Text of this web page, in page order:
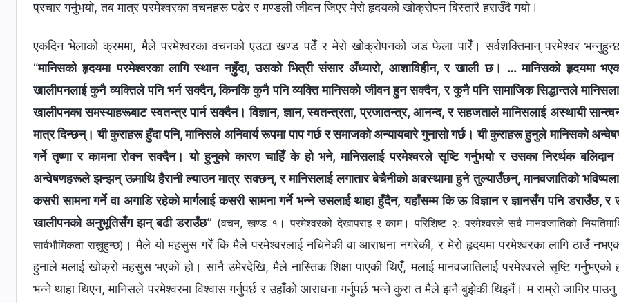
प्रचार गर्नुभयो, तब मात्र परमेश्‍वरका वचनहरू पढेर र मण्डली जीवन जिएर मेरो हृदयको खोक्रोपन बिस्तारै हराउँदै गयो।
एकदिन भेलाको क्रममा, मैले परमेश्‍वरका वचनको एउटा खण्ड पढेँ र मेरो खोक्रोपनको जड फेला पारेँ। सर्वशक्तिमान्‌ परमेश्‍वर
“मानिसको हृदयमा परमेश्‍वरका लागि स्थान नहुँदा, उसको भित्री संसार अँध्यारो, आशाविहीन, र खाली छ। … मानिसको हृदयमा
खालीपनलाई कुनै व्यक्तिले पनि भर्न सक्दैन, किनकि कुनै पनि व्यक्ति मानिसको जीवन हुन सक्दैन, र कुनै पनि सामाजिक सिद्धान्तले
खालीपनका समस्याहरूबाट स्वतन्त्र पार्न सक्दैन। विज्ञान, ज्ञान, स्वतन्त्रता, प्रजातन्त्र, आनन्द, र सहजताले मानिसलाई अस्थायी
मात्र दिन्छन्। यी कुराहरू हुँदा पनि, मानिसले अनिवार्य रूपमा पाप गर्छ र समाजको अन्यायबारे गुनासो गर्छ। यी कुराहरू हुनुले मानिसको
गर्ने तृष्णा र कामना रोक्‍न सक्दैन। यो हुनुको कारण चाहिँ के हो भने, मानिसलाई परमेश्‍वरले सृष्टि गर्नुभयो र उसका निरर्थक बलिदान
अन्वेषणहरूले झन्झन् ऊमाथि हैरानी ल्याउन मात्र सक्छन्, र मानिसलाई लगातार बेचैनीको अवस्थामा हुने तुल्याउँछन्, मानवजातिको
कसरी सामना गर्ने वा अगाडि रहेको मार्गलाई कसरी सामना गर्ने भन्‍ने उसलाई थाहा हुँदैन, यहाँसम्म कि ऊ विज्ञान र ज्ञानसँग पनि डराउँछ, र
खालीपनको अनुभूतिसँग झन् बढी डराउँछ” (वचन, खण्ड १। परमेश्‍वरको देखापराइ र काम। परिशिष्ट २: परमेश्‍वरले सबै मानवजातिको
सार्वभौमिकता राख्नुहुन्छ) । मैले यो महसुस गरेँ कि मैले परमेश्‍वरलाई नचिनेकी वा आराधना नगरेकी, र मेरो हृदयमा परमेश्‍वरका लागि ठाउँ
हुनाले मलाई खोक्रो महसुस भएको हो। सानै उमेरदेखि, मैले नास्तिक शिक्षा पाएकी थिएँ, मलाई मानवजातिलाई परमेश्‍वरले सृष्टि गर्नुभएको
भन्ने थाहा थिएन, मानिसले परमेश्‍वरमा विश्वास गर्नुपर्छ र उहाँको आराधना गर्नुपर्छ भन्ने कुरा त मैले झनै बुझेकी थिइनँ। म राम्रो जागिर पाउनु